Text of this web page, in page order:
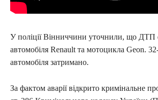
У поліції Вінниччини уточнили, що ДТП
автомобіля Renault та мотоцикла Geon.
автомобіля затримано.
За фактом аварії відкрито кримінальне